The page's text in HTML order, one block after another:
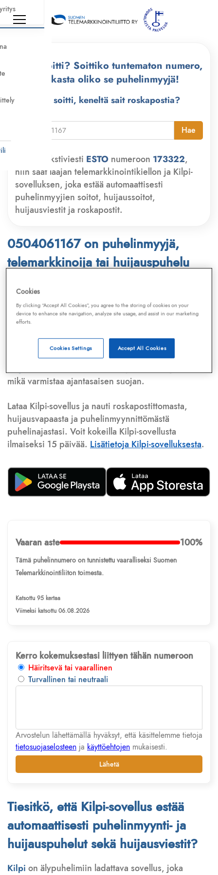
Kuka soitti? Soittiko tuntematon numero,
tarkasta oliko se puhelinmyyjä!
Kuka soitti, keneltä sait roskapostia?
Hae
Lähetä tekstiviesti ESTO numeroon 173322,
niin saat laajan telemarkkinointikiellon ja Kilpi-
sovelluksen, joka estää automaattisesti
puhelinmyyjien soitot, huijaussoitot,
huijausviestit ja roskapostit.
0504061167 on puhelinmyyjä,
telemarkkinoija tai huijauspuhelu
Puhelinnumero
Telemarkkinointiliiton jaKilpi-sovelluksen
tietokannasta, joka kattaa satoja tuhansia
Lisäksi tunnistamme automaattisesti, jos kyseessä on
puhelinhuijarin numero, sähköpostiosoitetai
huijausviesti. Tietokantaamme päivitetään jatkuvasti,
mikä varmistaa ajantasaisen suojan.
Lataa Kilpi-sovellus ja nauti roskapostittomasta,
huijausvapaasta ja puhelinmyynnittömästä
puhelinajastasi. Voit kokeilla Kilpi-sovellusta
ilmaiseksi 15 päivää. Lisätietoja Kilpi-sovelluksesta.
Vaaran aste 100%
Tämä puhelinnumero on tunnistettu vaaralliseksi Suomen
Telemarkkinointiliiton toimesta.
Katsottu 95 kertaa
Viimeksi katsottu 06.08.2026
Kerro kokemuksestasi liittyen tähän numeroon
Häiritsevä tai vaarallinen
Turvallinen tai neutraali
Arvostelun lähettämällä hyväksyt, että käsittelemme tietoja
tietosuojaselosteen ja käyttöehtojen mukaisesti.
Lähetä
Tiesitkö, että Kilpi-sovellus estää
automaattisesti puhelinmyynti- ja
huijauspuhelut sekä huijausviestit?
Kilpi on älypuhelimiin ladattava sovellus, joka
Cookies
By clicking “Accept All Cookies”, you agree to the storing of cookies on your
device to enhance site navigation, analyze site usage, and assist in our marketing
efforts.
Accept All Cookies
Cookies Settings